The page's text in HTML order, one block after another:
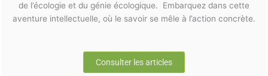
de l’écologie et du génie écologique. Embarquez dans cette
aventure intellectuelle, où le savoir se mêle à l’action concrète.
Consulter les articles